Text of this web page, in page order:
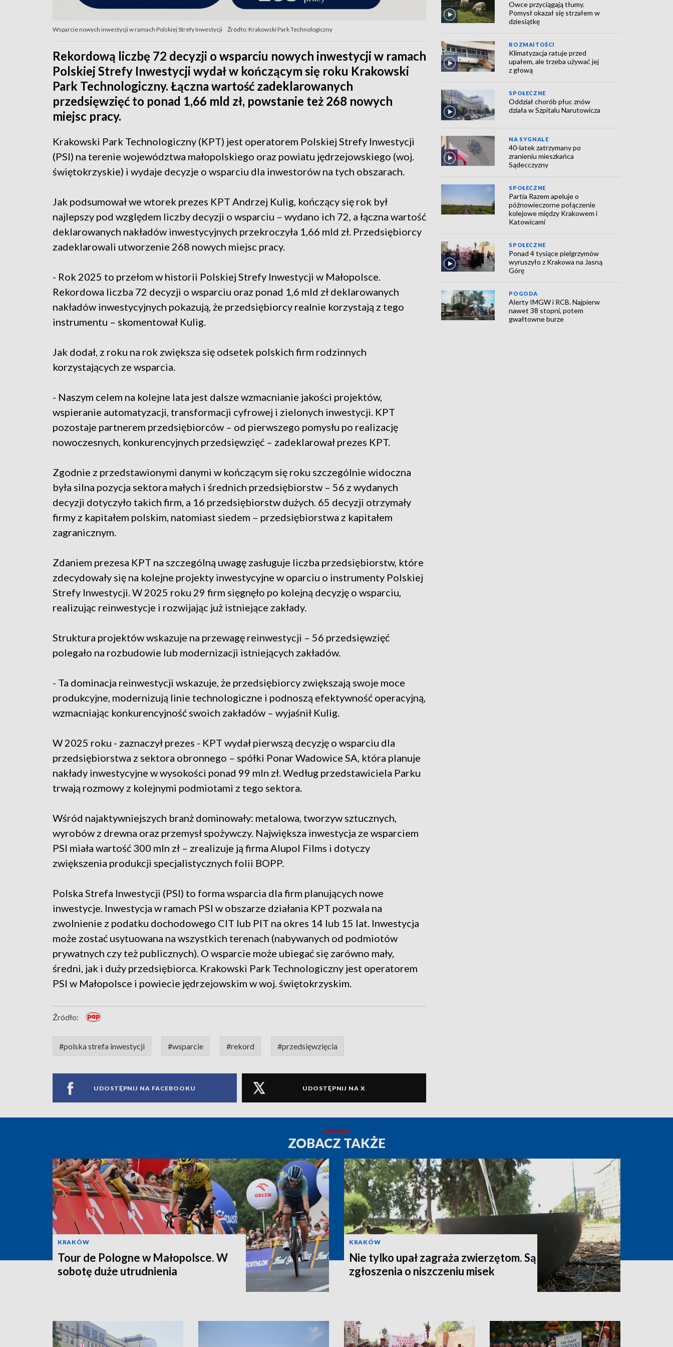
Wsparcie nowych inwestycji w ramach Polskiej Strefy Inwestycji Źródło: Krakowski Park Technologiczny
Rekordową liczbę 72 decyzji o wsparciu nowych inwestycji w ramach
Polskiej Strefy Inwestycji wydał w kończącym się roku Krakowski
Park Technologiczny. Łączna wartość zadeklarowanych
przedsięwzięć to ponad 1,66 mld zł, powstanie też 268 nowych
miejsc pracy.
Krakowski Park Technologiczny (KPT) jest operatorem Polskiej Strefy Inwestycji
(PSI) na terenie województwa małopolskiego oraz powiatu jędrzejowskiego (woj.
świętokrzyskie) i wydaje decyzje o wsparciu dla inwestorów na tych obszarach.
Jak podsumował we wtorek prezes KPT Andrzej Kulig, kończący się rok był
najlepszy pod względem liczby decyzji o wsparciu – wydano ich 72, a łączna wartość
deklarowanych nakładów inwestycyjnych przekroczyła 1,66 mld zł. Przedsiębiorcy
zadeklarowali utworzenie 268 nowych miejsc pracy.
- Rok 2025 to przełom w historii Polskiej Strefy Inwestycji w Małopolsce.
Rekordowa liczba 72 decyzji o wsparciu oraz ponad 1,6 mld zł deklarowanych
nakładów inwestycyjnych pokazują, że przedsiębiorcy realnie korzystają z tego
instrumentu – skomentował Kulig.
Jak dodał, z roku na rok zwiększa się odsetek polskich firm rodzinnych
korzystających ze wsparcia.
- Naszym celem na kolejne lata jest dalsze wzmacnianie jakości projektów,
wspieranie automatyzacji, transformacji cyfrowej i zielonych inwestycji. KPT
pozostaje partnerem przedsiębiorców – od pierwszego pomysłu po realizację
nowoczesnych, konkurencyjnych przedsięwzięć – zadeklarował prezes KPT.
Zgodnie z przedstawionymi danymi w kończącym się roku szczególnie widoczna
była silna pozycja sektora małych i średnich przedsiębiorstw – 56 z wydanych
decyzji dotyczyło takich firm, a 16 przedsiębiorstw dużych. 65 decyzji otrzymały
firmy z kapitałem polskim, natomiast siedem – przedsiębiorstwa z kapitałem
zagranicznym.
Zdaniem prezesa KPT na szczególną uwagę zasługuje liczba przedsiębiorstw, które
zdecydowały się na kolejne projekty inwestycyjne w oparciu o instrumenty Polskiej
Strefy Inwestycji. W 2025 roku 29 firm sięgnęło po kolejną decyzję o wsparciu,
realizując reinwestycje i rozwijając już istniejące zakłady.
Struktura projektów wskazuje na przewagę reinwestycji – 56 przedsięwzięć
polegało na rozbudowie lub modernizacji istniejących zakładów.
- Ta dominacja reinwestycji wskazuje, że przedsiębiorcy zwiększają swoje moce
produkcyjne, modernizują linie technologiczne i podnoszą efektywność operacyjną,
wzmacniając konkurencyjność swoich zakładów – wyjaśnił Kulig.
W 2025 roku - zaznaczył prezes - KPT wydał pierwszą decyzję o wsparciu dla
przedsiębiorstwa z sektora obronnego – spółki Ponar Wadowice SA, która planuje
nakłady inwestycyjne w wysokości ponad 99 mln zł. Według przedstawiciela Parku
trwają rozmowy z kolejnymi podmiotami z tego sektora.
Wśród najaktywniejszych branż dominowały: metalowa, tworzyw sztucznych,
wyrobów z drewna oraz przemysł spożywczy. Największa inwestycja ze wsparciem
PSI miała wartość 300 mln zł – zrealizuje ją firma Alupol Films i dotyczy
zwiększenia produkcji specjalistycznych folii BOPP.
Polska Strefa Inwestycji (PSI) to forma wsparcia dla firm planujących nowe
inwestycje. Inwestycja w ramach PSI w obszarze działania KPT pozwala na
zwolnienie z podatku dochodowego CIT lub PIT na okres 14 lub 15 lat. Inwestycja
może zostać usytuowana na wszystkich terenach (nabywanych od podmiotów
prywatnych czy też publicznych). O wsparcie może ubiegać się zarówno mały,
średni, jak i duży przedsiębiorca. Krakowski Park Technologiczny jest operatorem
PSI w Małopolsce i powiecie jędrzejowskim w woj. świętokrzyskim.
Źródło:
#polska strefa inwestycji #wsparcie #rekord #przedsięwzięcia
UDOSTĘPNIJ NA FACEBOOKU UDOSTĘPNIJ NA X
Owce przyciągają tłumy.
Pomysł okazał się strzałem w
dziesiątkę
ROZMAITOŚCI
Klimatyzacja ratuje przed
upałem, ale trzeba używać jej
z głową
SPOŁECZNE
Oddział chorób płuc znów
działa w Szpitalu Narutowicza
NA SYGNALE
40-latek zatrzymany po
zranieniu mieszkańca
Sądecczyzny
SPOŁECZNE
Partia Razem apeluje o
późnowieczorne połączenie
kolejowe między Krakowem i
Katowicami
SPOŁECZNE
Ponad 4 tysiące pielgrzymów
wyruszyło z Krakowa na Jasną
Górę
POGODA
Alerty IMGW i RCB. Najpierw
nawet 38 stopni, potem
gwałtowne burze
ZOBACZ TAKŻE
KRAKÓW
Tour de Pologne w Małopolsce. W
sobotę duże utrudnienia
KRAKÓW
Nie tylko upał zagraża zwierzętom. Są
zgłoszenia o niszczeniu misek